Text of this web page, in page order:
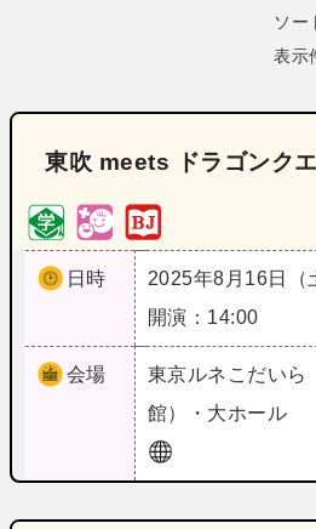
ソー
表示
東吹 meets ドラゴンク
日時
2025年8月16日（
開演：14:00
会場 東京ルネこだいら
館）・大ホール